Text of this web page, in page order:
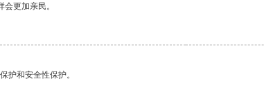
更加亲民。
护和安全性保护。